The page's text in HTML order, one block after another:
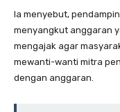
Ia menyebut,
menyangkut anggaran
mengajak agar
mewanti-wanti mitra
dengan anggaran.